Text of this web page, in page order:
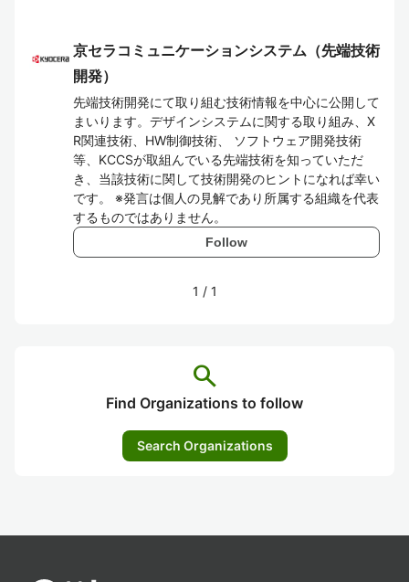
京セラコミュニケーションシステム（先端技術
開発）
先端技術開発にて取り組む技術情報を中心に公開して
まいります。デザインシステムに関する取り組み、X
R関連技術、HW制御技術、 ソフトウェア開発技術
等、KCCSが取組んでいる先端技術を知っていただ
き、当該技術に関して技術開発のヒントになれば幸い
です。 ※発言は個人の見解であり所属する組織を代表
するものではありません。
Follow
1 / 1
search
Find Organizations to follow
Search Organizations